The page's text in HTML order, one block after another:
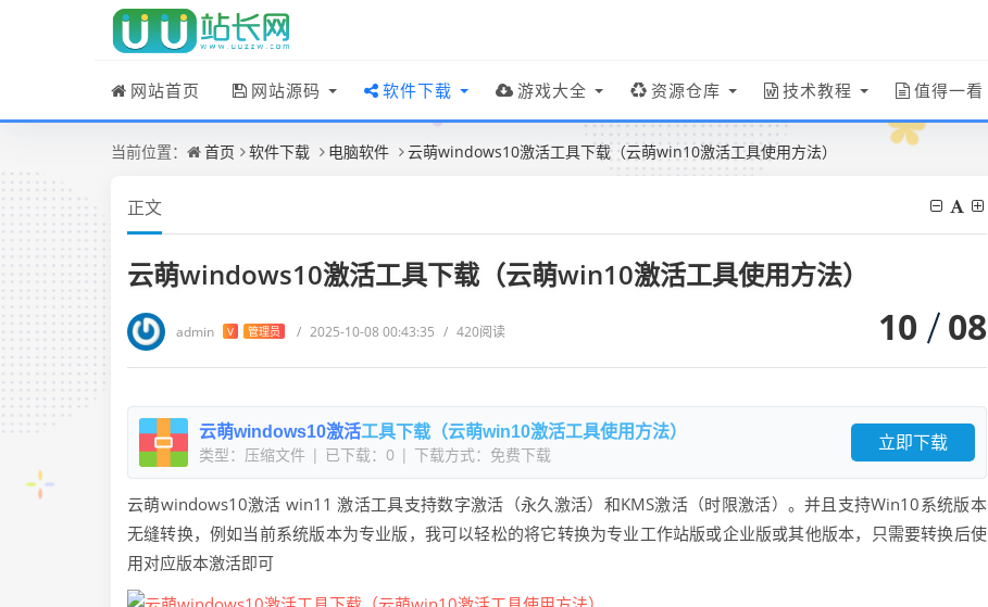
网站首页 网站源码 软件下载 游戏大全 资源仓库 技术教程 值得一看
当前位置： 首页 软件下载 电脑软件 云萌windows10激活工具下载（云萌win10激活工具使用方法）
正文
云萌windows10激活工具下载（云萌win10激活工具使用方法）
admin V 管理员 / 2025-10-08 00:43:35 / 420阅读 10 08
云萌windows10激活工具下载（云萌win10激活工具使用方法）
类型：压缩文件 | 已下载：0 | 下载方式：免费下载
立即下载
云萌windows10激活 win11 激活工具支持数字激活（永久激活）和KMS激活（时限激活）。并且支持Win10系统版本
无缝转换，例如当前系统版本为专业版，我可以轻松的将它转换为专业工作站版或企业版或其他版本，只需要转换后使
用对应版本激活即可